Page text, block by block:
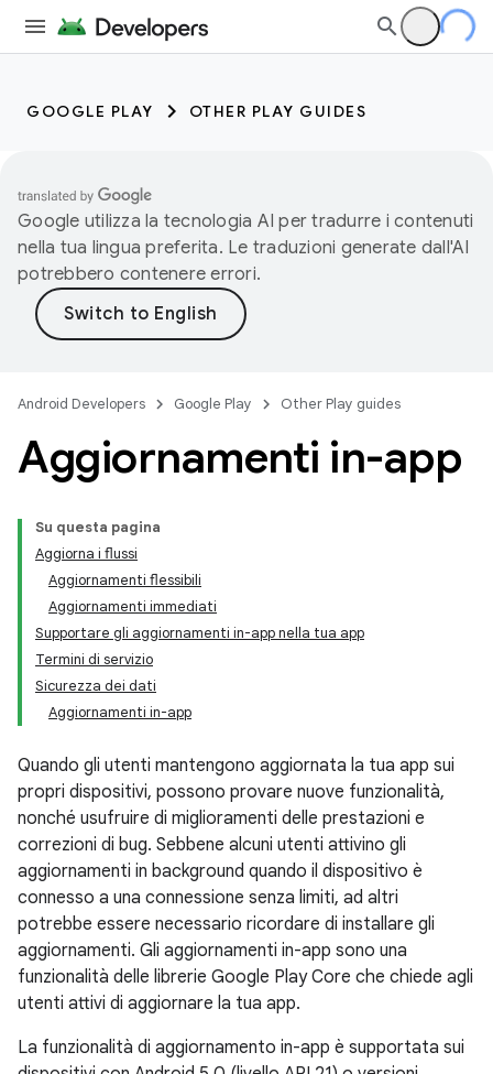
GOOGLE PLAY OTHER PLAY GUIDES
Google utilizza la tecnologia AI per tradurre i contenuti
nella tua lingua preferita. Le traduzioni generate dall'AI
potrebbero contenere errori.
Android Developers Google Play Other Play guides
Aggiornamenti in-app
Su questa pagina
Aggiorna i flussi
Aggiornamenti flessibili
Aggiornamenti immediati
Supportare gli aggiornamenti in-app nella tua app
Termini di servizio
Sicurezza dei dati
Aggiornamenti in-app
Quando gli utenti mantengono aggiornata la tua app sui
propri dispositivi, possono provare nuove funzionalità,
nonché usufruire di miglioramenti delle prestazioni e
correzioni di bug. Sebbene alcuni utenti attivino gli
aggiornamenti in background quando il dispositivo è
connesso a una connessione senza limiti, ad altri
potrebbe essere necessario ricordare di installare gli
aggiornamenti. Gli aggiornamenti in-app sono una
funzionalità delle librerie Google Play Core che chiede agli
utenti attivi di aggiornare la tua app.
La funzionalità di aggiornamento in-app è supportata sui